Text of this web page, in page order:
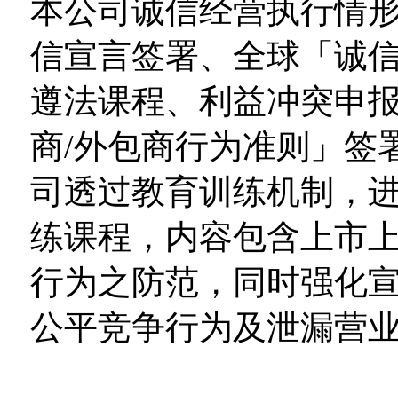
本公司诚信经营执行情
信宣言签署、全球「诚
遵法课程、利益冲突申
商/外包商行为准则」签
司透过教育训练机制，
练课程，内容包含上市
行为之防范，同时强化
公平竞争行为及泄漏营